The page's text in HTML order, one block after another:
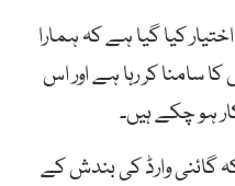
کیا گیا ہے کہ ہمارا
سامنا کر رہا ہے اور اس
ہو چکے ہیں۔
گائنی وارڈ کی بندش کے